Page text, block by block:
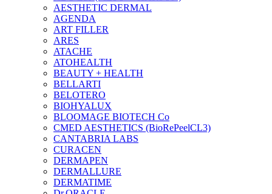
AESTHETIC DERMAL
AGENDA
ART FILLER
ARES
ATACHE
ATOHEALTH
BEAUTY + HEALTH
BELLARTI
BELOTERO
BIOHYALUX
BLOOMAGE BIOTECH Co
CMED AESTHETICS (BioRePeelCL3)
CANTABRIA LABS
CURACEN
DERMAPEN
DERMALLURE
DERMATIME